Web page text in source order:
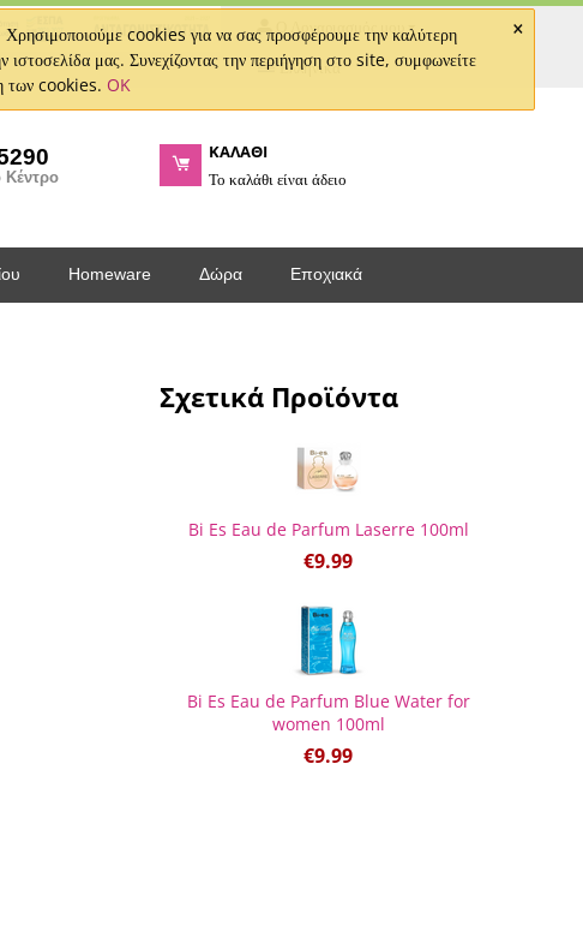
×
Χρησιμοποιούμε cookies για να σας προσφέρουμε την καλύτερη
ιστοσελίδα μας. Συνεχίζοντας την περιήγηση στο site, συμφωνείτε
των cookies. OK
Ο Λογαριασμός μου
Ελληνικά
Κέντρο
ΚΑΛΑΘΙ
Το καλάθι είναι άδειο
Homeware Δώρα Εποχιακά
Σχετικά Προϊόντα
Bi Es Eau de Parfum Laserre 100ml
€9.99
Bi Es Eau de Parfum Blue Water for
women 100ml
€9.99